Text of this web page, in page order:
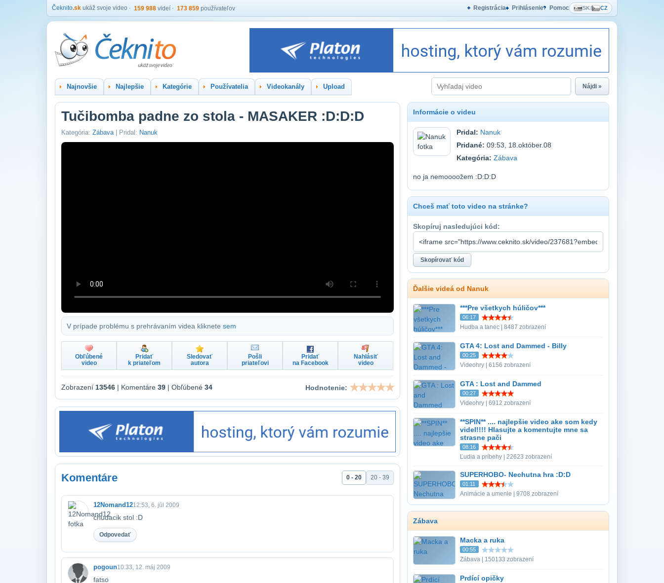
Čeknito.sk ukáž svoje video 159 988 videí 173 859 používateľov Registrácia Prihlásenie Pomoc SK/ CZ
Najnovšie Najlepšie Kategórie Používatelia Videokanály Upload Nájdi »
Tučibomba padne zo stola - MASAKER :D:D:D
Kategória: Zábava| Pridal: Nanuk
V prípade problému s prehrávaním videa kliknete sem
Obľúbené
video
Pridať
k priateľom
Sledovať
autora
Pošli
priateľovi
Pridať
na Facebook
Nahlásiť
video
Zobrazení 13546 | Komentáre 39 | Obľúbené 34 Hodnotenie:
Komentáre 0 - 20 20 - 39
12Nomand1212:53, 6. júl 2009
chudacik stol :D
Odpovedať
pogoun10:33, 12. máj 2009
fatso
Informácie o videu
Pridal: Nanuk
Pridané: 09:53, 18.október.08
Kategória: Zábava
no ja nemoooožem :D:D:D
Chceš mať toto video na stránke?
Skopíruj nasledujúci kód:
Ďalšie videá od Nanuk
***Pre všetkych húličov***
06:17
Hudba a tanec | 8487 zobrazení
GTA 4: Lost and Dammed - Billy
00:25
Videohry | 6156 zobrazení
GTA : Lost and Dammed
00:27
Videohry | 6912 zobrazení
**SPIN** .... najlepšie video ake som kedy
videl!!!! Hlasujte a komentujte mne sa
strasne pači
08:16
Ľudia a príbehy | 22623 zobrazení
SUPERHOBO- Nechutna hra :D:D
01:11
Animácie a umenie | 9708 zobrazení
Zábava
Macka a ruka
00:55
Zábava | 150133 zobrazení
Prdící opičky